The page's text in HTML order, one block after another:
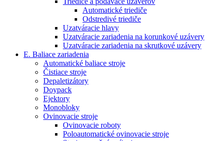
Automatické triediče
Odstredivé triediče
Uzatváracie hlavy
Uzatváracie zariadenia na korunkové uzávery
Uzatváracie zariadenia na skrutkové uzávery
E. Baliace zariadenia
Automatické baliace stroje
Čistiace stroje
Depaletizátory
Doypack
Ejektory
Monobloky
Ovinovacie stroje
Ovinovacie roboty
Poloautomatické ovinovacie stroje